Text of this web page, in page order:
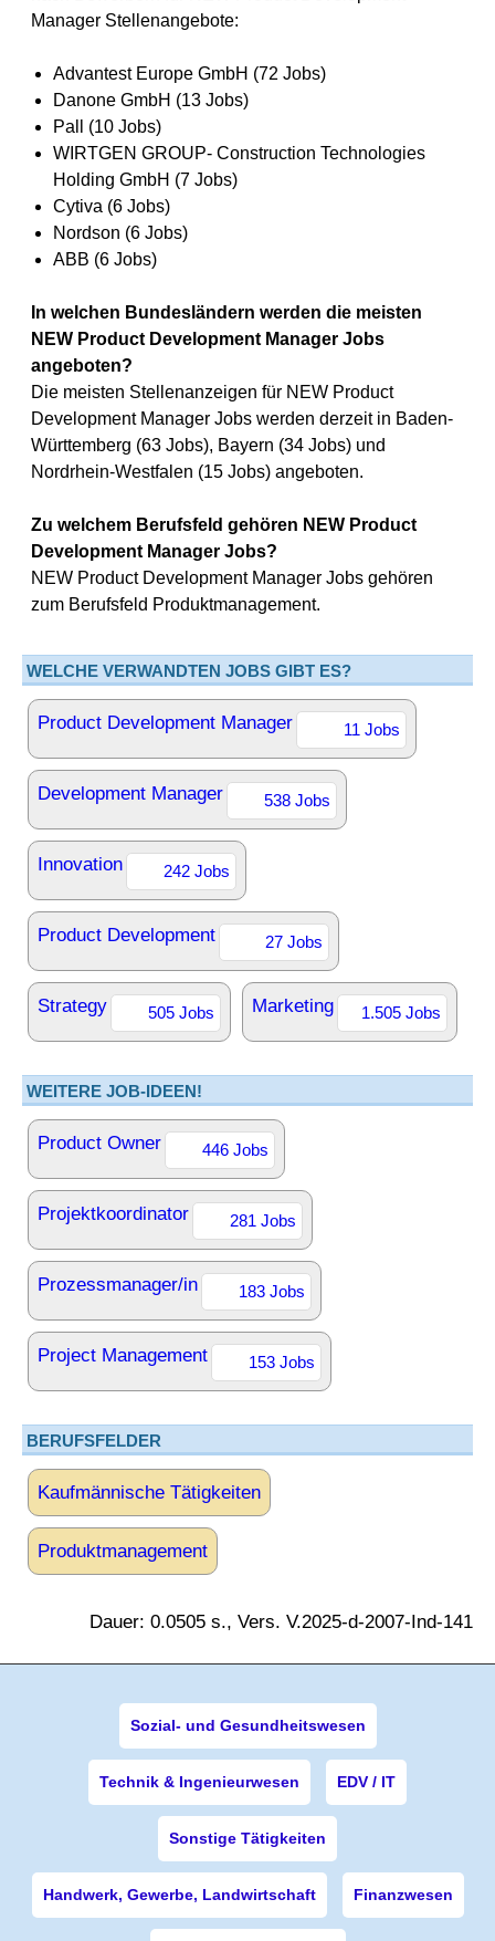
Manager Stellenangebote:
Advantest Europe GmbH (72 Jobs)
Danone GmbH (13 Jobs)
Pall (10 Jobs)
WIRTGEN GROUP- Construction Technologies
Holding GmbH (7 Jobs)
Cytiva (6 Jobs)
Nordson (6 Jobs)
ABB (6 Jobs)
In welchen Bundesländern werden die meisten
NEW Product Development Manager Jobs
angeboten?
Die meisten Stellenanzeigen für NEW Product
Development Manager Jobs werden derzeit in Baden-
Württemberg (63 Jobs), Bayern (34 Jobs) und
Nordrhein-Westfalen (15 Jobs) angeboten.
Zu welchem Berufsfeld gehören NEW Product
Development Manager Jobs?
NEW Product Development Manager Jobs gehören
zum Berufsfeld Produktmanagement.
WELCHE VERWANDTEN JOBS GIBT ES?
Product Development Manager 11 Jobs
Development Manager 538 Jobs
Innovation 242 Jobs
Product Development 27 Jobs
Strategy 505 Jobs Marketing 1.505 Jobs
WEITERE JOB-IDEEN!
Product Owner 446 Jobs
Projektkoordinator 281 Jobs
Prozessmanager/in 183 Jobs
Project Management 153 Jobs
BERUFSFELDER
Kaufmännische Tätigkeiten
Produktmanagement
Dauer: 0.0505 s., Vers. V.2025-d-2007-Ind-141
Sozial- und Gesundheitswesen
Technik & Ingenieurwesen EDV / IT
Sonstige Tätigkeiten
Handwerk, Gewerbe, Landwirtschaft Finanzwesen